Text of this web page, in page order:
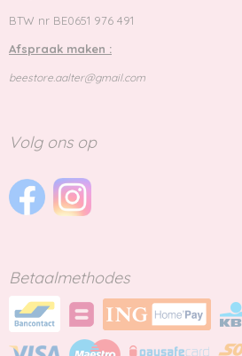
BTW nr BE0651 976 491
Afspraak maken :
beestore.aalter@gmail.com
Volg ons op
Betaalmethodes